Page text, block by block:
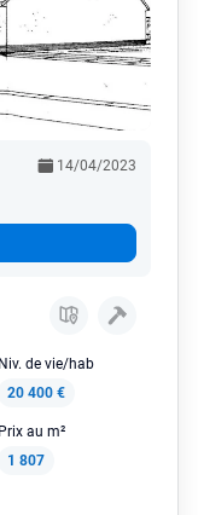
14/04/2023
Niv. de vie/hab
20 400 €
Prix au m²
1 807